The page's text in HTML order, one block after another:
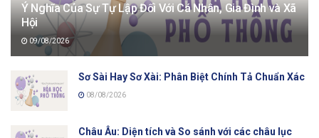
Ý Nghĩa Của Sự Tự Lập Đối Với Cá Nhân, Gia Đình và Xã
Hội
09/08/2026
Sơ Sài Hay Sơ Xài: Phân Biệt Chính Tả Chuẩn Xác
08/08/2026
Châu Âu: Diện tích và So sánh với các châu lục